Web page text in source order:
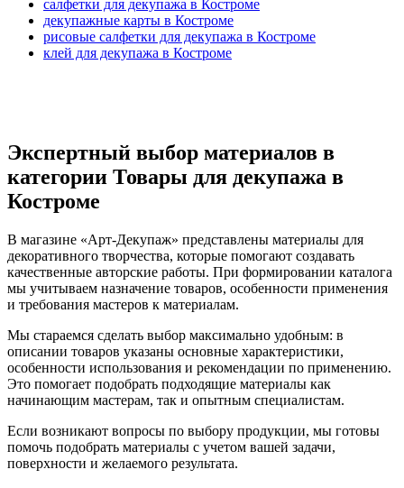
салфетки для декупажа в Костроме
декупажные карты в Костроме
рисовые салфетки для декупажа в Костроме
клей для декупажа в Костроме
Экспертный выбор материалов в
категории Товары для декупажа в
Костроме
В магазине «Арт-Декупаж» представлены материалы для
декоративного творчества, которые помогают создавать
качественные авторские работы. При формировании каталога
мы учитываем назначение товаров, особенности применения
и требования мастеров к материалам.
Мы стараемся сделать выбор максимально удобным: в
описании товаров указаны основные характеристики,
особенности использования и рекомендации по применению.
Это помогает подобрать подходящие материалы как
начинающим мастерам, так и опытным специалистам.
Если возникают вопросы по выбору продукции, мы готовы
помочь подобрать материалы с учетом вашей задачи,
поверхности и желаемого результата.